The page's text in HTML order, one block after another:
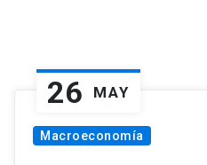
26 MAY
Macroeconomía